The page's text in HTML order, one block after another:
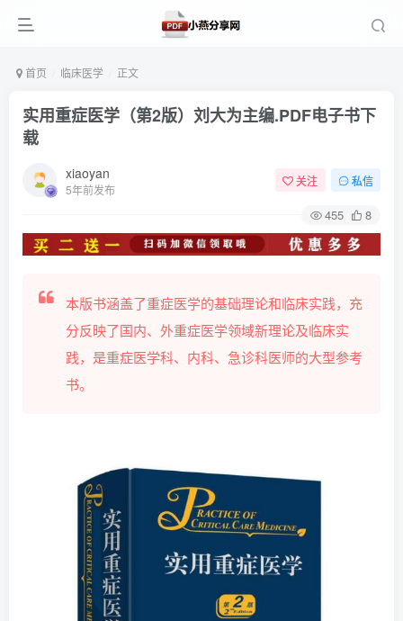
首页 临床医学 正文
实用重症医学（第2版）刘大为主编.PDF电子书下
载
xiaoyan
5年前发布
关注 私信
455 8
本版书涵盖了重症医学的基础理论和临床实践，充
分反映了国内、外重症医学领域新理论及临床实
践，是重症医学科、内科、急诊科医师的大型参考
书。